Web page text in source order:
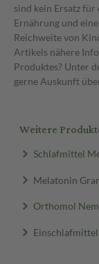
sind kein Ersatz für
Ernährung und
Reichweite von
Artikels nähere
Produktes? Unter
gerne Auskunft
Weitere
Schlafmittel
Melatonin
Orthomol
Einschlafmittel